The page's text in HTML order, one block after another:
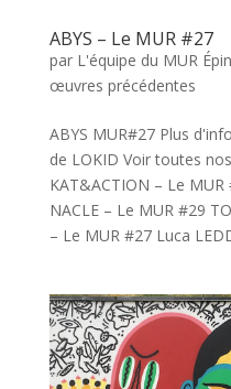
ABYS – Le MUR #27
par L'équipe du MUR
œuvres précédentes
ABYS MUR#27 Plus
de LOKID Voir toutes
KAT&ACTION – Le
NACLE – Le MUR #29
– Le MUR #27 Luca